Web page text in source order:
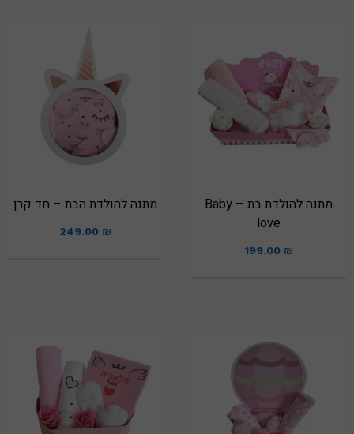
מתנה להולדת בת – Baby
love
199.00 ₪
מתנה להולדת הבת – חד קרן
249.00 ₪